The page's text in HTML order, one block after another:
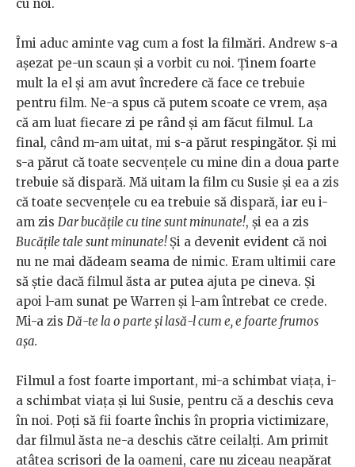
cu noi.
Îmi aduc aminte vag cum a fost la filmări. Andrew s-a
așezat pe-un scaun și a vorbit cu noi. Ținem foarte
mult la el și am avut încredere că face ce trebuie
pentru film. Ne-a spus că putem scoate ce vrem, așa
că am luat fiecare zi pe rând și am făcut filmul. La
final, când m-am uitat, mi s-a părut respingător. Și mi
s-a părut că toate secvențele cu mine din a doua parte
trebuie să dispară. Mă uitam la film cu Susie și ea a zis
că toate secvențele cu ea trebuie să dispară, iar eu i-
am zis Dar bucățile cu tine sunt minunate!, și ea a zis
Bucățile tale sunt minunate! Și a devenit evident că noi
nu ne mai dădeam seama de nimic. Eram ultimii care
să știe dacă filmul ăsta ar putea ajuta pe cineva. Și
apoi l-am sunat pe Warren și l-am întrebat ce crede.
Mi-a zis Dă-te la o parte și lasă-l cum e, e foarte frumos
așa.
Filmul a fost foarte important, mi-a schimbat viața, i-
a schimbat viața și lui Susie, pentru că a deschis ceva
în noi. Poți să fii foarte închis în propria victimizare,
dar filmul ăsta ne-a deschis către ceilalți. Am primit
atâtea scrisori de la oameni, care nu ziceau neapărat